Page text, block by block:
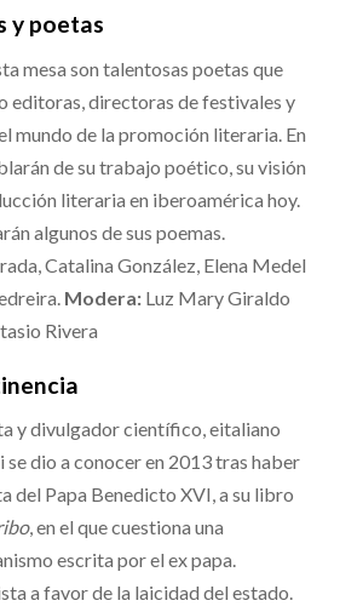
y poetas
mesa son talentosas poetas que
editoras, directoras de festivales y
mundo de la promoción literaria. En
de su trabajo poético, su visión
literaria en iberoamérica hoy.
algunos de sus poemas.
Catalina González, Elena Medel
Modera: Luz Mary Giraldo
Rivera
y divulgador científico, eitaliano
dio a conocer en 2013 tras haber
del Papa Benedicto XVI, a su libro
, en el que cuestiona una
escrita por el ex papa.
a favor de la laicidad del estado.